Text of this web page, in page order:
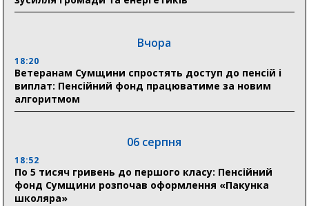
Вчора
18:20
Ветеранам Сумщини спростять доступ до пенсій і
виплат: Пенсійний фонд працюватиме за новим
алгоритмом
06 серпня
18:52
По 5 тисяч гривень до першого класу: Пенсійний
фонд Сумщини розпочав оформлення «Пакунка
школяра»